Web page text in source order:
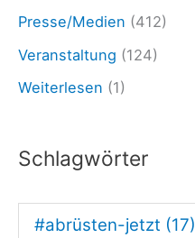
Presse/Medien (412)
Veranstaltung (124)
Weiterlesen (1)
Schlagwörter
#abrüsten-jetzt (17)